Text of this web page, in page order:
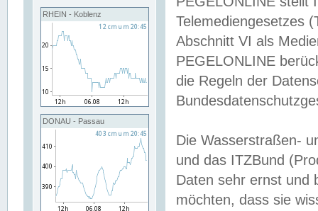
RHEIN - Koblenz
DONAU - Passau
Telemediengesetzes
Abschnitt VI als
PEGELONLINE
die Regeln der
Die Wasserstraßen-
und das ITZBund
Daten sehr ernst und
möchten, dass sie